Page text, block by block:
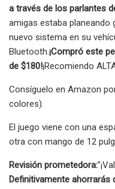
a través de los parlantes
amigas estaba planeando
nuevo sistema en su
Bluetooth.¡Compró este
de $180!¡Recomiendo
Consíguelo en Amazon
colores).
El juego viene con una
otra con mango de 12
Revisión prometedora:
Definitivamente